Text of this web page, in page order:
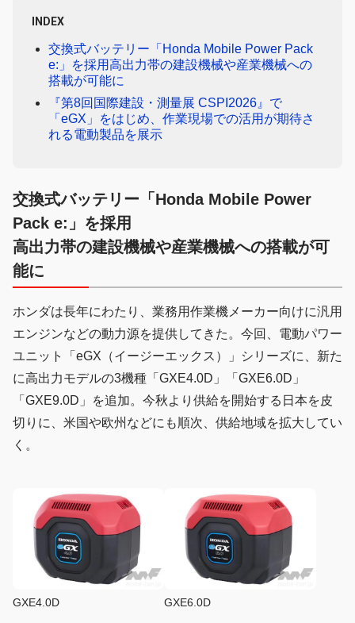
INDEX
交換式バッテリー「Honda Mobile Power Pack
e:」を採用高出力帯の建設機械や産業機械への
搭載が可能に
『第8回国際建設・測量展 CSPI2026』で
「eGX」をはじめ、作業現場での活用が期待さ
れる電動製品を展示
交換式バッテリー「Honda Mobile Power
Pack e:」を採用
高出力帯の建設機械や産業機械への搭載が可
能に
ホンダは長年にわたり、業務用作業機メーカー向けに汎用
エンジンなどの動力源を提供してきた。今回、電動パワー
ユニット「eGX（イージーエックス）」シリーズに、新た
に高出力モデルの3機種「GXE4.0D」「GXE6.0D」
「GXE9.0D」を追加。今秋より供給を開始する日本を皮
切りに、米国や欧州などにも順次、供給地域を拡大してい
く。
GXE4.0D GXE6.0D